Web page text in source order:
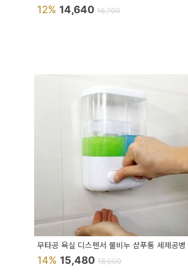
12%14,64016,700
무타공 욕실 디스펜서 물비누 샴푸통 세제공병
14%15,48018,000